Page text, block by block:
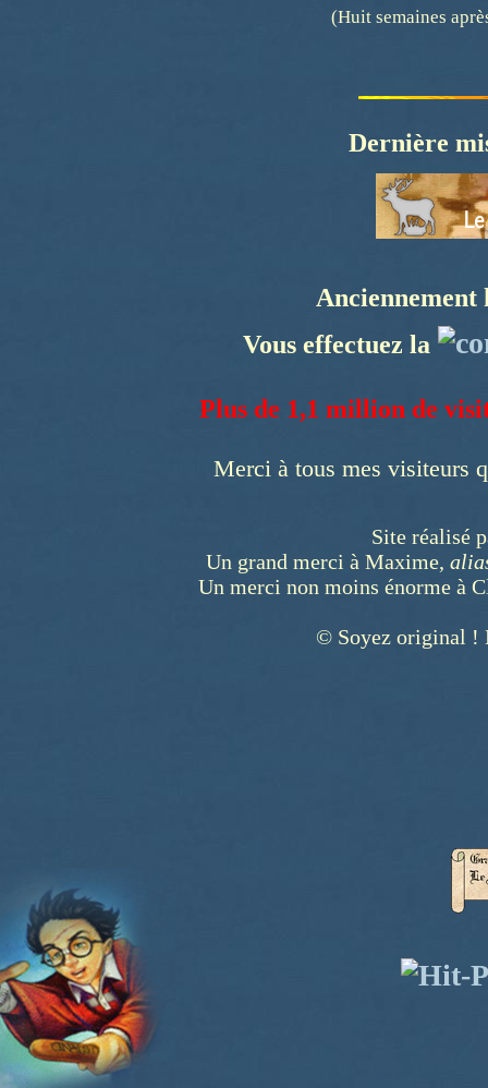
(Huit semaines
Dernière
Vous effectuez la
Plus de 1,1 million de
Merci à tous mes visiteurs
Site réalisé
Un grand merci à Maxime,
Un merci non moins énorme à
© Soyez original !